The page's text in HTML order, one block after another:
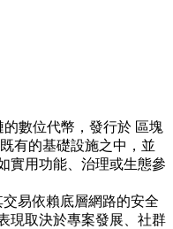
數位代幣，發行於 區塊
有的基礎設施之中，並
實用功能、治理或生態參
易依賴底層網路的安全
現取決於專案發展、社群